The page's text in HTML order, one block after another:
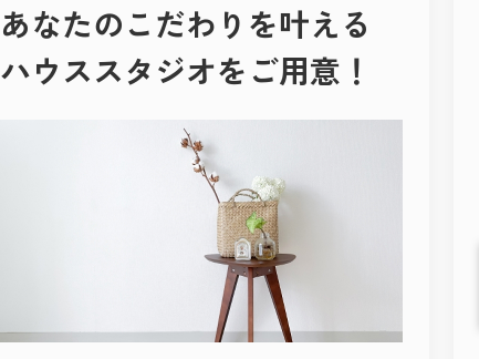
あなたのこだわりを叶える
ハウススタジオをご用意！